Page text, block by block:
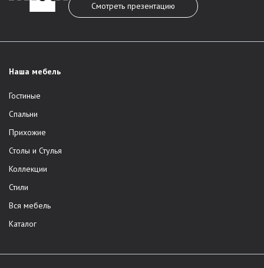
Наша мебель
Гостиные
Спальни
Прихожие
Столы и Стулья
Коллекции
Стили
Вся мебель
Каталог
Смотреть презентацию